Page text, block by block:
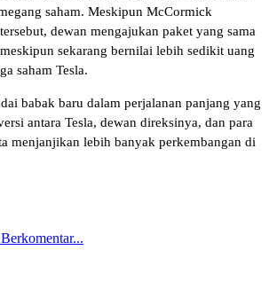
saham. Meskipun McCormick
dewan mengajukan paket yang sama
sekarang bernilai lebih sedikit uang
saham Tesla.
babak baru dalam perjalanan panjang yang
antara Tesla, dewan direksinya, dan para
menjanjikan lebih banyak perkembangan di